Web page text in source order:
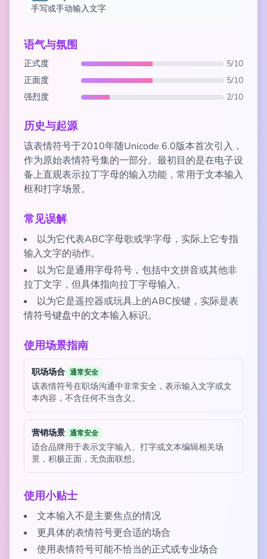
手写或手动输入文字
语气与氛围
正式度
5/10
正面度
5/10
强烈度
2/10
历史与起源
该表情符号于2010年随Unicode 6.0版本首次引入，
作为原始表情符号集的一部分。最初目的是在电子设
备上直观表示拉丁字母的输入功能，常用于文本输入
框和打字场景。
常见误解
以为它代表ABC字母歌或学字母，实际上它专指
输入文字的动作。
以为它是通用字母符号，包括中文拼音或其他非
拉丁文字，但具体指向拉丁字母输入。
以为它是遥控器或玩具上的ABC按键，实际是表
情符号键盘中的文本输入标识。
使用场景指南
职场场合 通常安全
该表情符号在职场沟通中非常安全，表示输入文字或文
本内容，不含任何不当含义。
营销场景 通常安全
适合品牌用于表示文字输入、打字或文本编辑相关场
景，积极正面，无负面联想。
使用小贴士
文本输入不是主要焦点的情况
更具体的表情符号更合适的场合
使用表情符号可能不恰当的正式或专业场合